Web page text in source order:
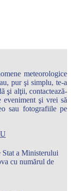
meteorologice
pur şi simplu, te-a
şi alţii, contactează-
eveniment şi vrei să
sau fotografiile pe
Stat a Ministerului
cu numărul de